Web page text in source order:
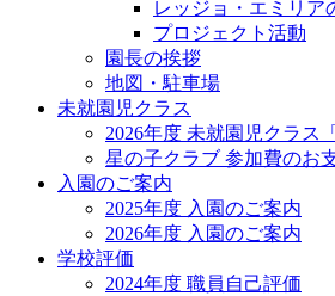
レッジョ・エミリア
プロジェクト活動
園長の挨拶
地図・駐車場
未就園児クラス
2026年度 未就園児クラス
星の子クラブ 参加費のお
入園のご案内
2025年度 入園のご案内
2026年度 入園のご案内
学校評価
2024年度 職員自己評価